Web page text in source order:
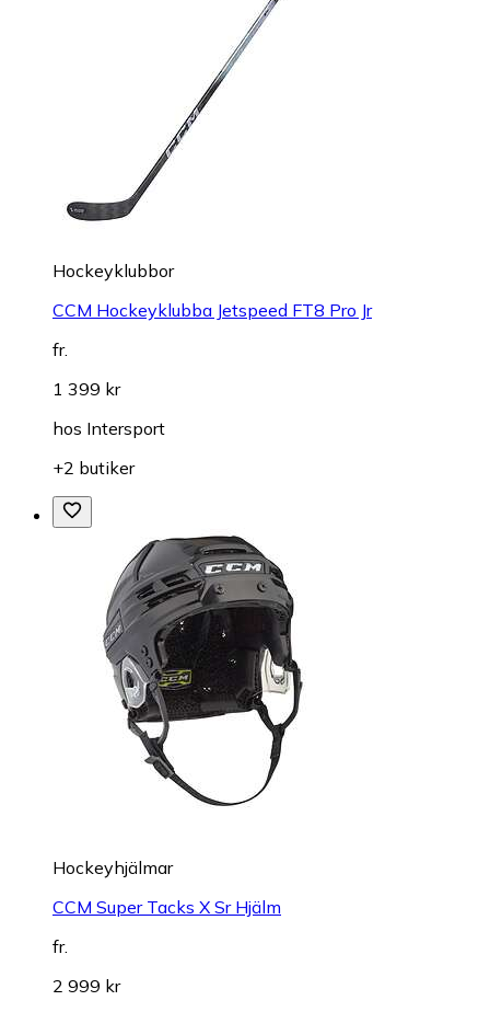
Hockeyklubbor
CCM Hockeyklubba Jetspeed FT8 Pro Jr
fr.
1 399 kr
hos Intersport
+2 butiker
Hockeyhjälmar
CCM Super Tacks X Sr Hjälm
fr.
2 999 kr